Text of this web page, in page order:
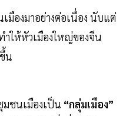
องมาอย่างต่อเนื่อง นับแต่
ให้หัวเมืองใหญ่ของจีน
น
ชนเมืองเป็น “กลุ่มเมือง”